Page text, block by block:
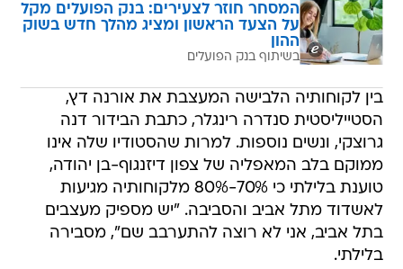
המסחר חוזר לצעירים: בנק הפועלים מקל
על הצעד הראשון ומציג מהלך חדש בשוק
ההון
בשיתוף בנק הפועלים
בין לקוחותיה הלבישה המעצבת את אורנה דץ,
הסטייליסטית סנדרה רינגלר, כתבת הבידור דנה
גרוצקי, ונשים נוספות. למרות שהסטודיו שלה אינו
ממוקם בלב המאפליה של צפון דיזנגוף-בן יהודה,
טוענת בלילתי כי 70%-80% מלקוחותיה מגיעות
לאשדוד מתל אביב והסביבה. "יש מספיק מעצבים
בתל אביב, אני לא רוצה להתערבב שם", מסבירה
בלילתי.